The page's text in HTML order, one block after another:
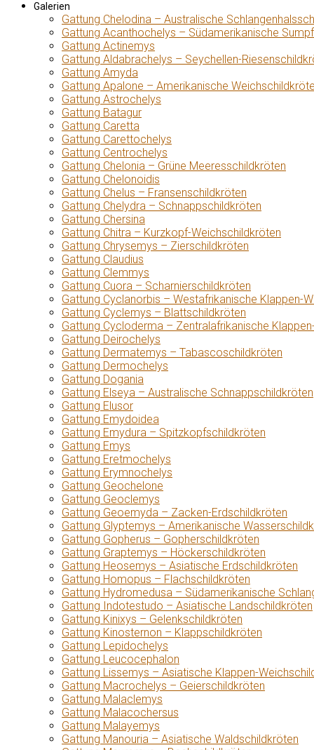
Galerien
Gattung Chelodina – Australische
Gattung Acanthochelys – Südamerikanische
Gattung Actinemys
Gattung Aldabrachelys – Seychellen-
Gattung Amyda
Gattung Apalone – Amerikanische
Gattung Astrochelys
Gattung Batagur
Gattung Caretta
Gattung Carettochelys
Gattung Centrochelys
Gattung Chelonia – Grüne Meeresschildkröten
Gattung Chelonoidis
Gattung Chelus – Fransenschildkröten
Gattung Chelydra – Schnappschildkröten
Gattung Chersina
Gattung Chitra – Kurzkopf-Weichschildkröten
Gattung Chrysemys – Zierschildkröten
Gattung Claudius
Gattung Clemmys
Gattung Cuora – Scharnierschildkröten
Gattung Cyclanorbis – Westafrikanische Klappen-
Gattung Cyclemys – Blattschildkröten
Gattung Cycloderma – Zentralafrikanische
Gattung Deirochelys
Gattung Dermatemys – Tabascoschildkröten
Gattung Dermochelys
Gattung Dogania
Gattung Elseya – Australische Schnappschildkröten
Gattung Elusor
Gattung Emydoidea
Gattung Emydura – Spitzkopfschildkröten
Gattung Emys
Gattung Eretmochelys
Gattung Erymnochelys
Gattung Geochelone
Gattung Geoclemys
Gattung Geoemyda – Zacken-Erdschildkröten
Gattung Glyptemys – Amerikanische
Gattung Gopherus – Gopherschildkröten
Gattung Graptemys – Höckerschildkröten
Gattung Heosemys – Asiatische Erdschildkröten
Gattung Homopus – Flachschildkröten
Gattung Hydromedusa – Südamerikanische
Gattung Indotestudo – Asiatische Landschildkröten
Gattung Kinixys – Gelenkschildkröten
Gattung Kinosternon – Klappschildkröten
Gattung Lepidochelys
Gattung Leucocephalon
Gattung Lissemys – Asiatische Klappen-
Gattung Macrochelys – Geierschildkröten
Gattung Malaclemys
Gattung Malacochersus
Gattung Malayemys
Gattung Manouria – Asiatische Waldschildkröten